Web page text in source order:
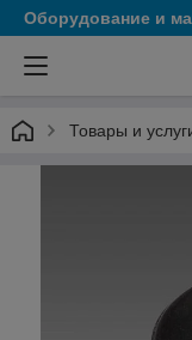
Оборудование и
Товары и